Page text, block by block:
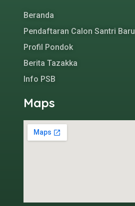
Beranda
Pendaftaran Calon Santri Baru
Profil Pondok
Berita Tazakka
Info PSB
Maps